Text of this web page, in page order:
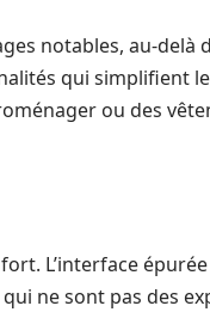
notables, au-delà
qui simplifient
ou des
L’interface
ne sont pas des